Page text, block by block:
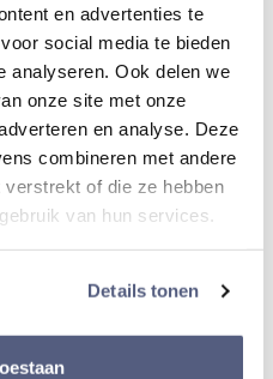
en advertenties te
social media te bieden
analyseren. Ook delen we
onze site met onze
en analyse. Deze
combineren met andere
of die ze hebben
van hun services.
Details tonen